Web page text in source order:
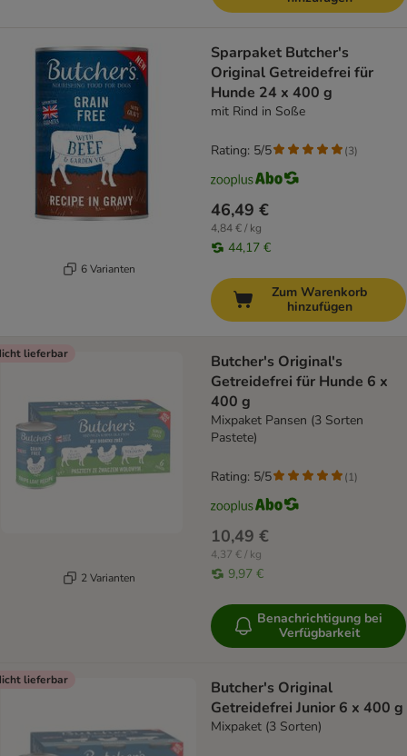
6 Varianten
Sparpaket Butcher's
Original Getreidefrei für
Hunde 24 x 400 g
mit Rind in Soße
46,49 €
4,84 € / kg
44,17 €
Rating: 5/5 (3)
Zum Warenkorb
hinzufügen
lieferbar
2 Varianten
Butcher's Original's
Getreidefrei für Hunde 6 x
400 g
Mixpaket Pansen (3 Sorten
Pastete)
10,49 €
4,37 € / kg
9,97 €
Rating: 5/5 (1)
Benachrichtigung bei
Verfügbarkeit
lieferbar
Butcher's Original
Getreidefrei Junior 6 x 400 g
Mixpaket (3 Sorten)